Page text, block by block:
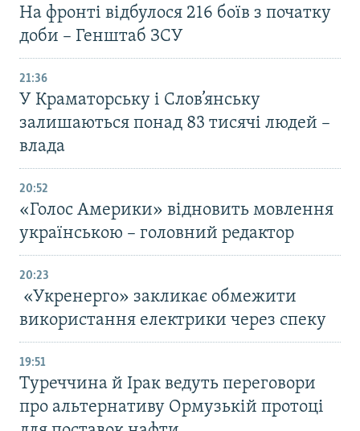
На фронті відбулося 216 боїв з початку
доби – Генштаб ЗСУ
21:36
У Краматорську і Слов’янську
залишаються понад 83 тисячі людей –
влада
20:52
«Голос Америки» відновить мовлення
українською – головний редактор
20:23
«Укренерго» закликає обмежити
використання електрики через спеку
19:51
Туреччина й Ірак ведуть переговори
про альтернативу Ормузькій протоці